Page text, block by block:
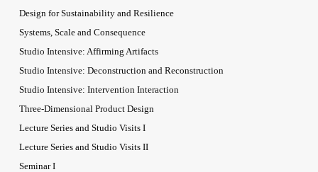
Design for Sustainability and Resilience
Systems, Scale and Consequence
Studio Intensive: Affirming Artifacts
Studio Intensive: Deconstruction and Reconstruction
Studio Intensive: Intervention Interaction
Three-Dimensional Product Design
Lecture Series and Studio Visits I
Lecture Series and Studio Visits II
Seminar I